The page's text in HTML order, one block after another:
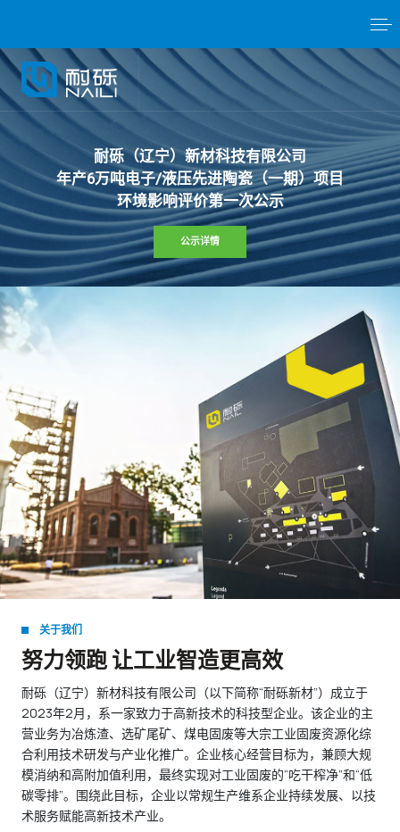
耐砾（辽宁）新材科技有限公司
年产6万吨电子/液压先进陶瓷（一期）项目
环境影响评价第一次公示
公示详情
关于我们
努力领跑 让工业智造更高效
耐砾（辽宁）新材科技有限公司（以下简称“耐砾新材”）成立于
2023年2月，系一家致力于高新技术的科技型企业。该企业的主
营业务为冶炼渣、选矿尾矿、煤电固废等大宗工业固废资源化综
合利用技术研发与产业化推广。企业核心经营目标为，兼顾大规
模消纳和高附加值利用，最终实现对工业固废的“吃干榨净”和“低
碳零排”。围绕此目标，企业以常规生产维系企业持续发展、以技
术服务赋能高新技术产业。